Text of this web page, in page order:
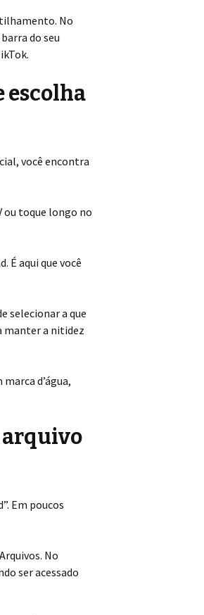
No
do seu
escolha
você encontra
ou toque longo no
É aqui que você
selecionar a que
manter a nitidez
d’água,
arquivo
Em poucos
No
ser acessado